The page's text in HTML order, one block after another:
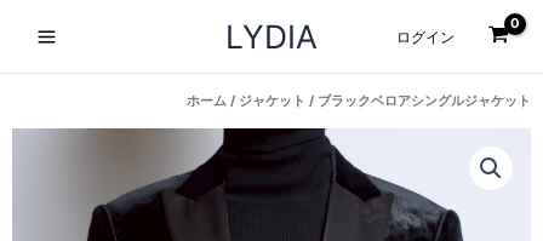
キ
LYDIA ログイン
ホーム / ジャケット / ブラックベロアシングルジャケット